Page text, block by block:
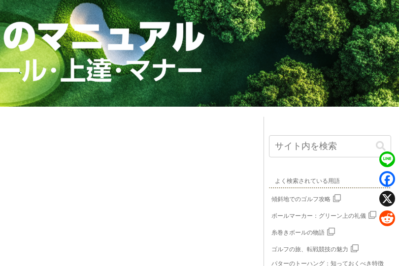
よく検索されている用語
傾斜地でのゴルフ攻略
ボールマーカー：グリーン上の礼儀
糸巻きボールの物語
ゴルフの旅、転戦競技の魅力
パターのトーハング：知っておくべき特徴
L
i
n
e
F
a
c
X